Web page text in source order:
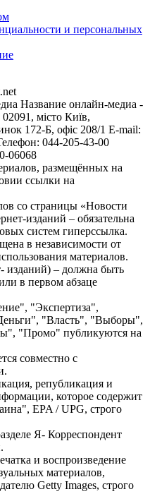
и персональных
Название онлайн-медиа -
місто Київ,
172-Б, офіс 208/1 E-mail:
044-205-43-00
06068
размещённых на
ссылки на
со страницы «Новости
изданий – обязательна
систем гиперссылка.
в независимости от
материалов.
изданий) – должна быть
в первом абзаце
"Экспертиза",
"Власть", "Выборы",
"Промо" публикуются на
совместно с
републикация и
которое содержит
EPA / UPG, строго
Я- Корреспондент
и воспроизведение
материалов,
Getty Images, строго